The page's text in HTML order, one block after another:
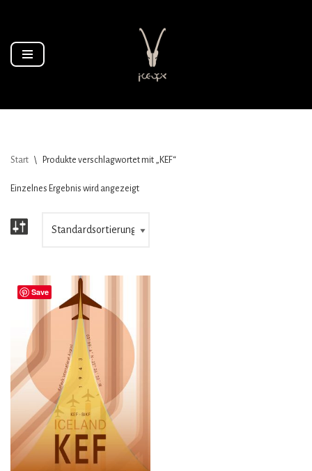
Inhalt
Start \ Produkte verschlagwortet mit „KEF“
Einzelnes Ergebnis wird angezeigt
Save